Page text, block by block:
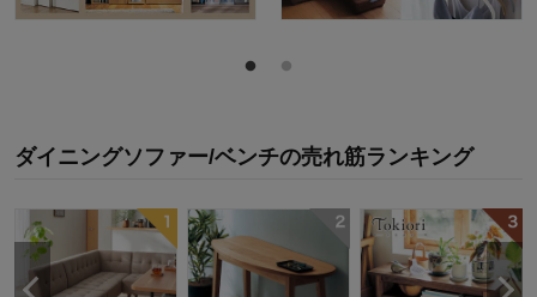
ダイニングソファー/ベンチの売れ筋ランキング